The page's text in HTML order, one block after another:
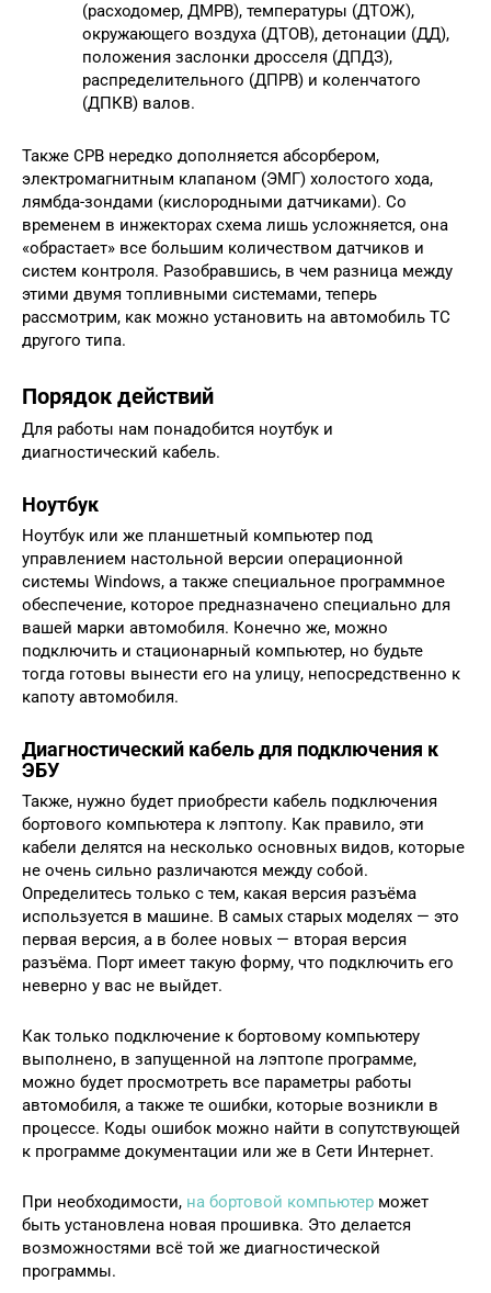
(расходомер, ДМРВ), температуры (ДТОЖ),
окружающего воздуха (ДТОВ), детонации (ДД),
положения заслонки дросселя (ДПДЗ),
распределительного (ДПРВ) и коленчатого
(ДПКВ) валов.
Также СРВ нередко дополняется абсорбером,
электромагнитным клапаном (ЭМГ) холостого хода,
лямбда-зондами (кислородными датчиками). Со
временем в инжекторах схема лишь усложняется, она
«обрастает» все большим количеством датчиков и
систем контроля. Разобравшись, в чем разница между
этими двумя топливными системами, теперь
рассмотрим, как можно установить на автомобиль ТС
другого типа.
Порядок действий
Для работы нам понадобится ноутбук и
диагностический кабель.
Ноутбук
Ноутбук или же планшетный компьютер под
управлением настольной версии операционной
системы Windows, а также специальное программное
обеспечение, которое предназначено специально для
вашей марки автомобиля. Конечно же, можно
подключить и стационарный компьютер, но будьте
тогда готовы вынести его на улицу, непосредственно к
капоту автомобиля.
Диагностический кабель для подключения к
ЭБУ
Также, нужно будет приобрести кабель подключения
бортового компьютера к лэптопу. Как правило, эти
кабели делятся на несколько основных видов, которые
не очень сильно различаются между собой.
Определитесь только с тем, какая версия разъёма
используется в машине. В самых старых моделях — это
первая версия, а в более новых — вторая версия
разъёма. Порт имеет такую форму, что подключить его
неверно у вас не выйдет.
Как только подключение к бортовому компьютеру
выполнено, в запущенной на лэптопе программе,
можно будет просмотреть все параметры работы
автомобиля, а также те ошибки, которые возникли в
процессе. Коды ошибок можно найти в сопутствующей
к программе документации или же в Сети Интернет.
При необходимости, на бортовой компьютер может
быть установлена новая прошивка. Это делается
возможностями всё той же диагностической
программы.